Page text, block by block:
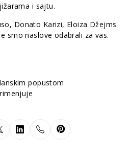
i sajtu.
Donato Karizi, Eloiza Džejms
smo naslove odabrali za vas.
popustom